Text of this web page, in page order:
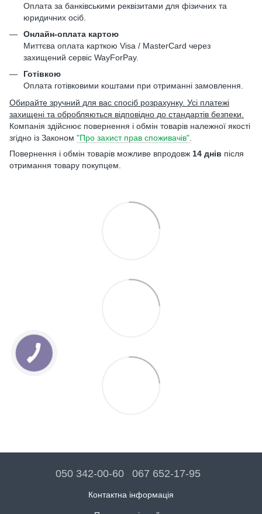
Оплата за банківськими реквізитами для фізичних та
юридичних осіб.
Онлайн-оплата картою
Миттєва оплата карткою Visa / MasterCard через
захищений сервіс WayForPay.
Готівкою
Оплата готівковими коштами при отриманні замовлення.
Обирайте зручний для вас спосіб розрахунку. Усі платежі
захищені та обробляються відповідно до стандартів безпеки.
Компанія здійснює повернення і обмін товарів належної якості
згідно із Законом "Про захист прав споживачів"
Повернення і обмін товарів можливе впродовж 14 днів після
отримання товару покупцем.
050 342-00-60 067 652-17-95
Контактна інформація